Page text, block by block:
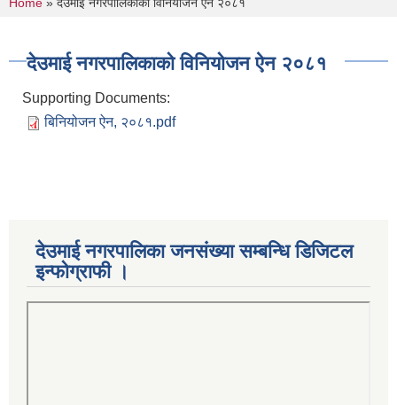
You are here
Home » देउमाई नगरपालिकाको विनियोजन ऐन २०८१
देउमाई नगरपालिकाको विनियोजन ऐन २०८१
Supporting Documents:
बिनियोजन ऐन, २०८१.pdf
देउमाई नगरपालिका जनसंख्या सम्बन्धि डिजिटल
इन्फोग्राफी ।